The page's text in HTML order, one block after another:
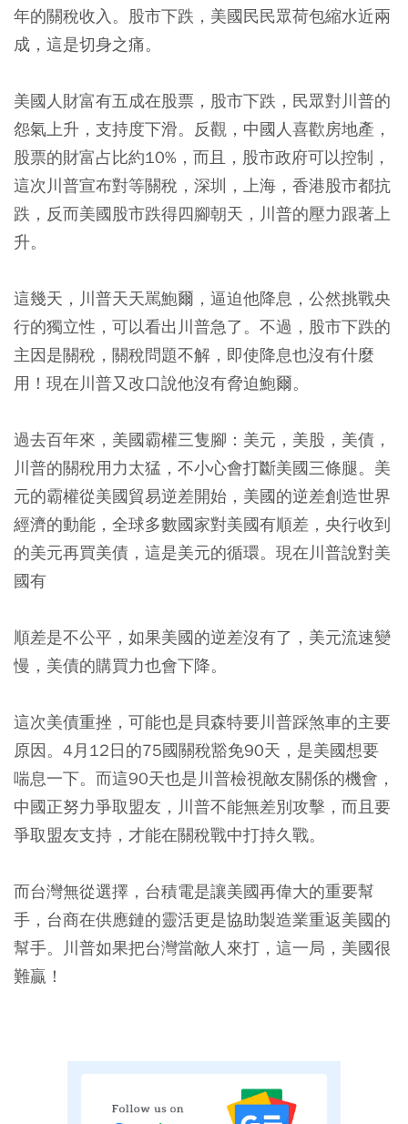
年的關稅收入。股市下跌，美國民民眾荷包縮水近兩
成，這是切身之痛。
美國人財富有五成在股票，股市下跌，民眾對川普的
怨氣上升，支持度下滑。反觀，中國人喜歡房地產，
股票的財富占比約10%，而且，股市政府可以控制，
這次川普宣布對等關稅，深圳，上海，香港股市都抗
跌，反而美國股市跌得四腳朝天，川普的壓力跟著上
升。
這幾天，川普天天駡鮑爾，逼迫他降息，公然挑戰央
行的獨立性，可以看出川普急了。不過，股市下跌的
主因是關稅，關稅問題不解，即使降息也沒有什麼
用！現在川普又改口說他沒有脅迫鮑爾。
過去百年來，美國霸權三隻腳：美元，美股，美債，
川普的關稅用力太猛，不小心會打斷美國三條腿。美
元的霸權從美國貿易逆差開始，美國的逆差創造世界
經濟的動能，全球多數國家對美國有順差，央行收到
的美元再買美債，這是美元的循環。現在川普說對美
國有
順差是不公平，如果美國的逆差沒有了，美元流速變
慢，美債的購買力也會下降。
這次美債重挫，可能也是貝森特要川普踩煞車的主要
原因。4月12日的75國關稅豁免90天，是美國想要
喘息一下。而這90天也是川普檢視敵友關係的機會，
中國正努力爭取盟友，川普不能無差別攻擊，而且要
爭取盟友支持，才能在關稅戰中打持久戰。
而台灣無從選擇，台積電是讓美國再偉大的重要幫
手，台商在供應鏈的靈活更是協助製造業重返美國的
幫手。川普如果把台灣當敵人來打，這一局，美國很
難贏！